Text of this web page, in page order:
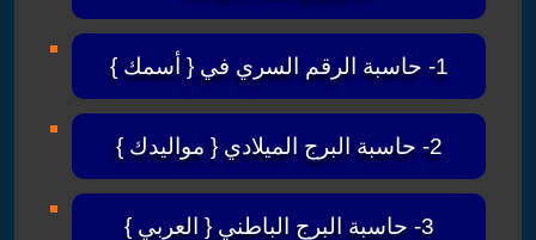
1- حاسبة الرقم السري في { أسمك }
2- حاسبة البرج الميلادي { مواليدك }
3- حاسبة البرج الباطني { العربي }